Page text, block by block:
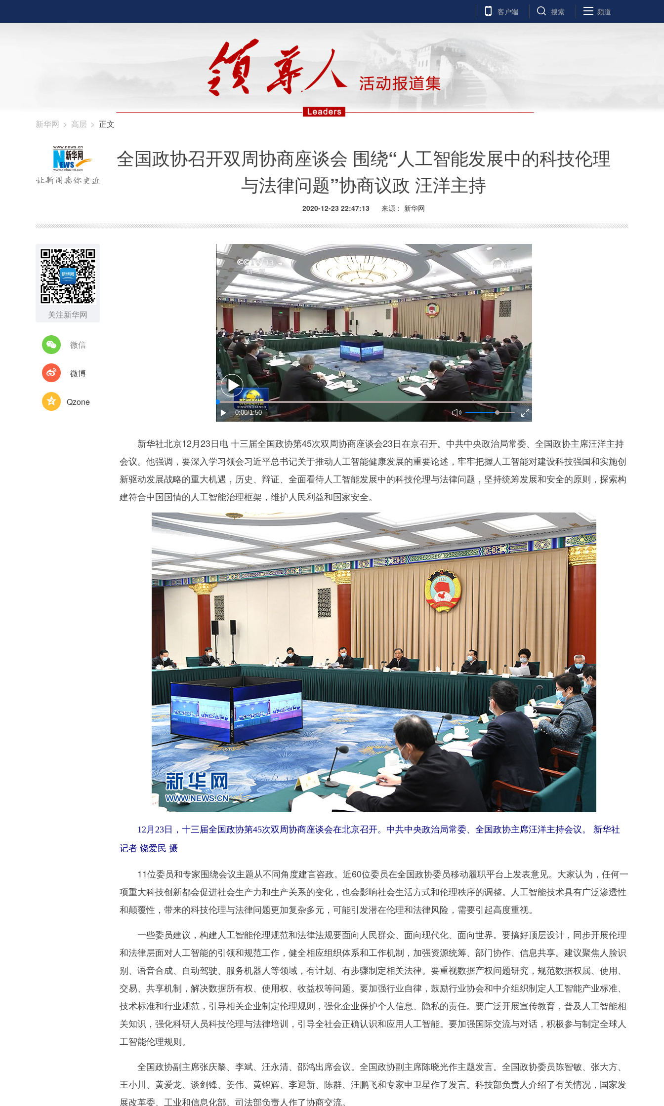
客户端 搜索 频道
新华网 > 高层 > 正文
全国政协召开双周协商座谈会 围绕“人工智能发展中的科技伦理
与法律问题”协商议政 汪洋主持
2020-12-23 22:47:13 来源： 新华网
关注新华网
微信
微博
Qzone
新华社北京12月23日电 十三届全国政协第45次双周协商座谈会23日在京召开。中共中央政治局常委、全国政协主席汪洋主持
会议。他强调，要深入学习领会习近平总书记关于推动人工智能健康发展的重要论述，牢牢把握人工智能对建设科技强国和实施创
新驱动发展战略的重大机遇，历史、辩证、全面看待人工智能发展中的科技伦理与法律问题，坚持统筹发展和安全的原则，探索构
建符合中国国情的人工智能治理框架，维护人民利益和国家安全。
12月23日，十三届全国政协第45次双周协商座谈会在北京召开。中共中央政治局常委、全国政协主席汪洋主持会议。 新华社
记者 饶爱民 摄
11位委员和专家围绕会议主题从不同角度建言咨政。近60位委员在全国政协委员移动履职平台上发表意见。大家认为，任何一
项重大科技创新都会促进社会生产力和生产关系的变化，也会影响社会生活方式和伦理秩序的调整。人工智能技术具有广泛渗透性
和颠覆性，带来的科技伦理与法律问题更加复杂多元，可能引发潜在伦理和法律风险，需要引起高度重视。
一些委员建议，构建人工智能伦理规范和法律法规要面向人民群众、面向现代化、面向世界。要搞好顶层设计，同步开展伦理
和法律层面对人工智能的引领和规范工作，健全相应组织体系和工作机制，加强资源统筹、部门协作、信息共享。建议聚焦人脸识
别、语音合成、自动驾驶、服务机器人等领域，有计划、有步骤制定相关法律。要重视数据产权问题研究，规范数据权属、使用、
交易、共享机制，解决数据所有权、使用权、收益权等问题。要加强行业自律，鼓励行业协会和中介组织制定人工智能产业标准、
技术标准和行业规范，引导相关企业制定伦理规则，强化企业保护个人信息、隐私的责任。要广泛开展宣传教育，普及人工智能相
关知识，强化科研人员科技伦理与法律培训，引导全社会正确认识和应用人工智能。要加强国际交流与对话，积极参与制定全球人
工智能伦理规则。
全国政协副主席张庆黎、李斌、汪永清、邵鸿出席会议。全国政协副主席陈晓光作主题发言。全国政协委员陈智敏、张大方、
王小川、黄爱龙、谈剑锋、姜伟、黄锦辉、李迎新、陈群、汪鹏飞和专家申卫星作了发言。科技部负责人介绍了有关情况，国家发
展改革委、工业和信息化部、司法部负责人作了协商交流。